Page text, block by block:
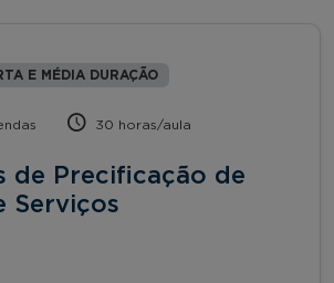
E MÉDIA DURAÇÃO
30 horas/aula
de Precificação de
Serviços